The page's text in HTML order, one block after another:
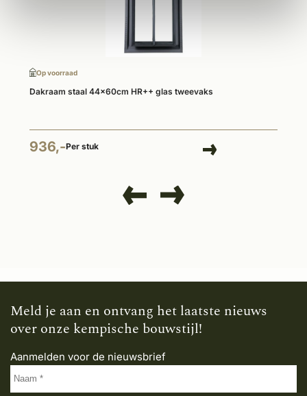
Op voorraad
Dakraam staal 44x60cm HR++ glas tweevaks
936,-Per stuk
Meld je aan en ontvang het laatste nieuws
over onze kempische bouwstijl!
Aanmelden voor de nieuwsbrief